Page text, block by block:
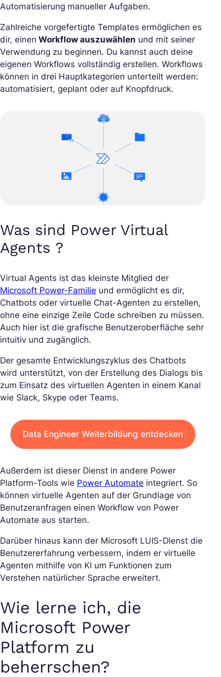
Automatisierung manueller Aufgaben.
Zahlreiche vorgefertigte Templates ermöglichen es
dir, einen Workflow auszuwählen und mit seiner
Verwendung zu beginnen. Du kannst auch deine
eigenen Workflows vollständig erstellen. Workflows
können in drei Hauptkategorien unterteilt werden:
automatisiert, geplant oder auf Knopfdruck.
Was sind Power Virtual
Agents ?
Virtual Agents ist das kleinste Mitglied der
Microsoft Power-Familie und ermöglicht es dir,
Chatbots oder virtuelle Chat-Agenten zu erstellen,
ohne eine einzige Zeile Code schreiben zu müssen.
Auch hier ist die grafische Benutzeroberfläche sehr
intuitiv und zugänglich.
Der gesamte Entwicklungszyklus des Chatbots
wird unterstützt, von der Erstellung des Dialogs bis
zum Einsatz des virtuellen Agenten in einem Kanal
wie Slack, Skype oder Teams.
Data Engineer Weiterbildung entdecken
Außerdem ist dieser Dienst in andere Power
Platform-Tools wie Power Automate integriert. So
können virtuelle Agenten auf der Grundlage von
Benutzeranfragen einen Workflow von Power
Automate aus starten.
Darüber hinaus kann der Microsoft LUIS-Dienst die
Benutzererfahrung verbessern, indem er virtuelle
Agenten mithilfe von KI um Funktionen zum
Verstehen natürlicher Sprache erweitert.
Wie lerne ich, die
Microsoft Power
Platform zu
beherrschen?